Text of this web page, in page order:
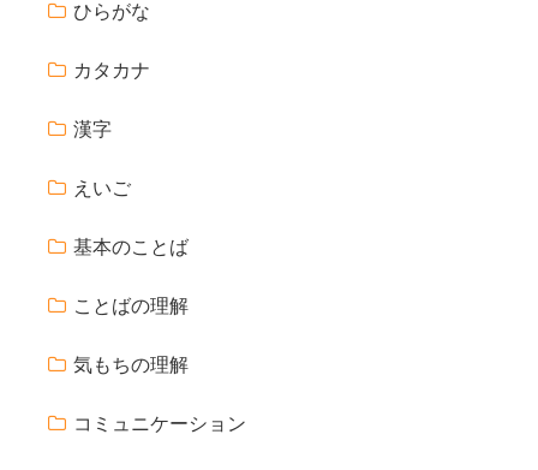
ひらがな
カタカナ
漢字
えいご
基本のことば
ことばの理解
気もちの理解
コミュニケーション